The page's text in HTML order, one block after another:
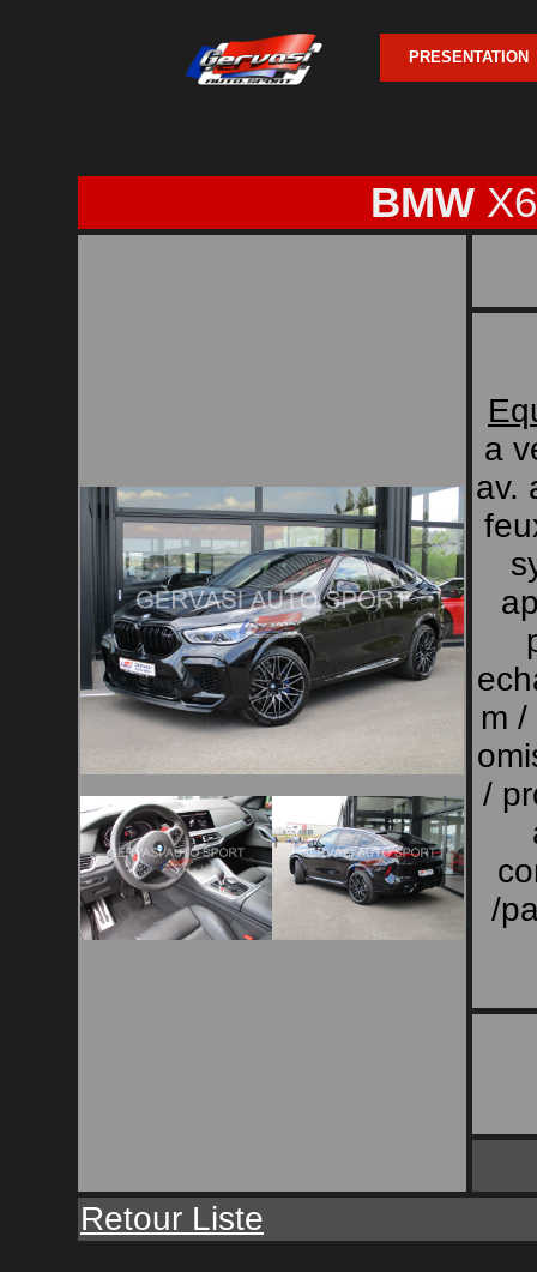
PRESENTATION
BMW
a
av.
m
/
/
Retour Liste